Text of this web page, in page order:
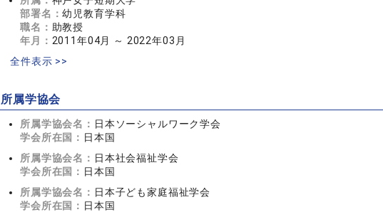
部署名：幼児教育学科
職名： 助教授
年月： 2011年04月 ～ 2022年03月
全件表示 >>
所属学協会
所属学協会名： 日本ソーシャルワーク学会
学会所在国： 日本国
所属学協会名： 日本社会福祉学会
学会所在国： 日本国
所属学協会名： 日本子ども家庭福祉学会
学会所在国： 日本国